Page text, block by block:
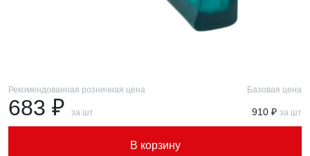
Рекомендованная розничная цена
683 ₽ за шт
Базовая цена
910 ₽ за шт
В корзину